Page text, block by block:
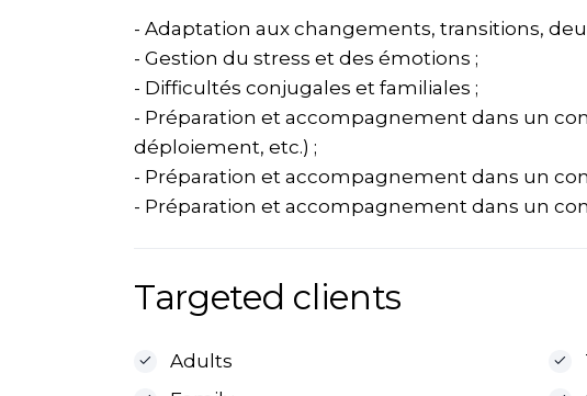
- Adaptation aux changements, transitions,
- Gestion du stress et des émotions ;
- Difficultés conjugales et familiales ;
- Préparation et accompagnement dans un
déploiement, etc.) ;
- Préparation et accompagnement dans un
- Préparation et accompagnement dans un
Targeted clients
Adults